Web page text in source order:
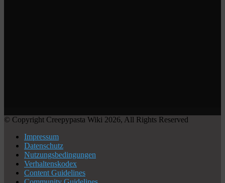
© Copyright Creepypasta Wiki 2026, All Rights Reserved
Impressum
Datenschutz
Nutzungsbedingungen
Verhaltenskodex
Content Guidelines